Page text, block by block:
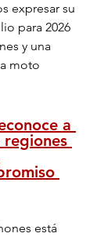
expresar su
para 2026
y una
moto
a
está